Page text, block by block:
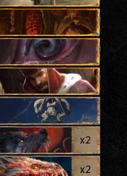
x2
x2